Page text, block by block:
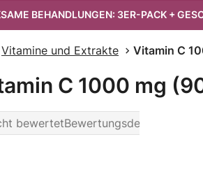
BEHANDLUNGEN: 3ER-PACK +
Vitamine und Extrakte Vitamin C
C 1000 mg
bewertetBewertungsdetails